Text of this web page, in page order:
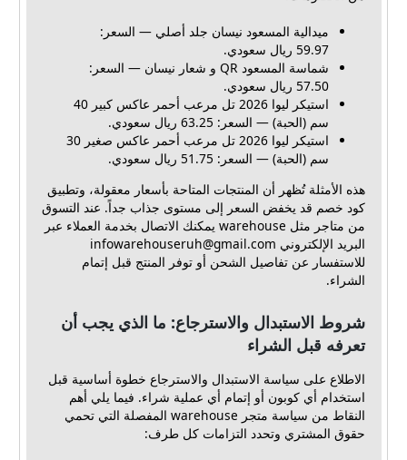
ميدالية المسعود نيسان جلد أصلي — السعر:
59.97 ريال سعودي.
شماسة المسعود QR و شعار نيسان — السعر:
57.50 ريال سعودي.
استيكر ليوا 2026 تل مرعب أحمر عاكس كبير 40
سم (الحبة) — السعر: 63.25 ريال سعودي.
استيكر ليوا 2026 تل مرعب أحمر عاكس صغير 30
سم (الحبة) — السعر: 51.75 ريال سعودي.
هذه الأمثلة تُظهر أن المنتجات المتاحة بأسعار معقولة، وتطبيق
كود خصم قد يخفض السعر إلى مستوى جذاب جداً. عند التسوق
من متاجر مثل warehouse يمكنك الاتصال بخدمة العملاء عبر
البريد الإلكتروني infowarehouseruh@gmail.com
للاستفسار عن تفاصيل الشحن أو توفر المنتج قبل إتمام
الشراء.
شروط الاستبدال والاسترجاع: ما الذي يجب أن
تعرفه قبل الشراء
الاطلاع على سياسة الاستبدال والاسترجاع خطوة أساسية قبل
استخدام أي كوبون أو إتمام أي عملية شراء. فيما يلي أهم
النقاط من سياسة متجر warehouse المفصلة التي تحمي
حقوق المشتري وتحدد التزامات كل طرف: